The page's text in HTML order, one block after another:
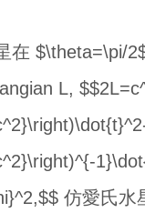
在 $\theta=\pi/
L,
仿愛氏水